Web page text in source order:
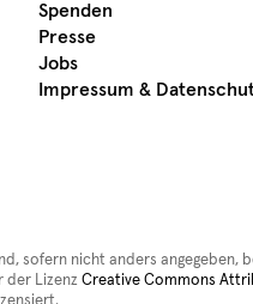
Spenden
Presse
Jobs
Impressum &
sofern nicht anders angegeben,
der Lizenz Creative Commons